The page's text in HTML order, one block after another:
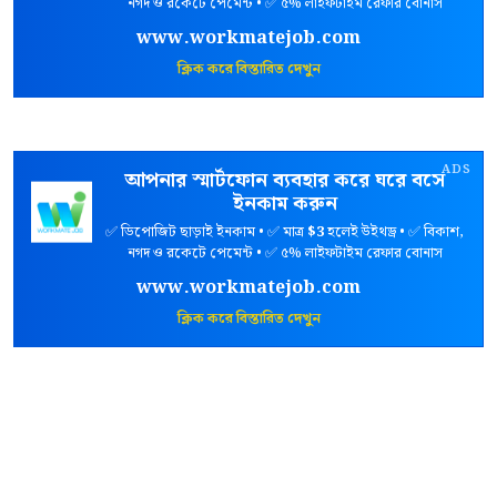
www.workmatejob.com
ক্লিক করে বিস্তারিত দেখুন
ADS
আপনার স্মার্টফোন ব্যবহার করে ঘরে বসে
ইনকাম করুন
✅ ডিপোজিট ছাড়াই ইনকাম • ✅ মাত্র$3হলেই উইথড্র • ✅ বিকাশ,
নগদ ও রকেটে পেমেন্ট • ✅ ৫% লাইফটাইম রেফার বোনাস
www.workmatejob.com
ক্লিক করে বিস্তারিত দেখুন